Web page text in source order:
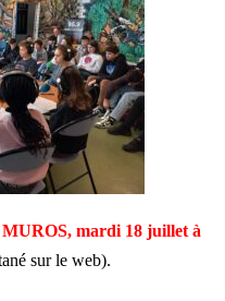
mardi 18 juillet à
sur le web).